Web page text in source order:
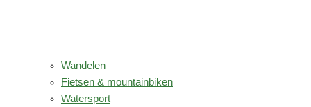
Wandelen
Fietsen & mountainbiken
Watersport